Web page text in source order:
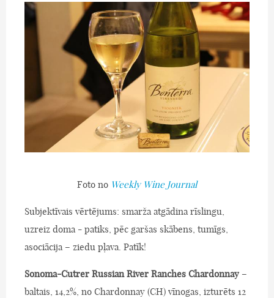
Foto no Weekly Wine Journal
Subjektīvais vērtējums: smarža atgādina rīslingu,
uzreiz doma - patiks, pēc garšas skābens, tumīgs,
asociācija – ziedu pļava. Patīk!
Sonoma-Cutrer Russian River Ranches Chardonnay –
baltais, 14,2%, no Chardonnay (CH) vīnogas, izturēts 12